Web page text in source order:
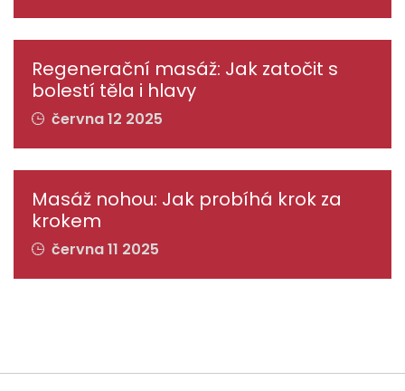
Regenerační masáž: Jak zatočit s
bolestí těla i hlavy
června 12 2025
Masáž nohou: Jak probíhá krok za
krokem
června 11 2025